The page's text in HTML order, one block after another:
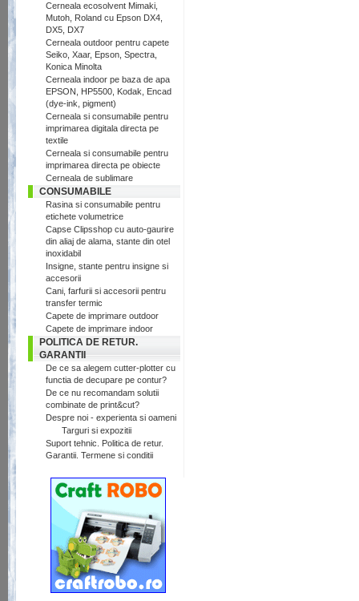
Cerneala ecosolvent Mimaki,
Mutoh, Roland cu Epson DX4,
DX5, DX7
Cerneala outdoor pentru capete
Seiko, Xaar, Epson, Spectra,
Konica Minolta
Cerneala indoor pe baza de apa
EPSON, HP5500, Kodak, Encad
(dye-ink, pigment)
Cerneala si consumabile pentru
imprimarea digitala directa pe
textile
Cerneala si consumabile pentru
imprimarea directa pe obiecte
Cerneala de sublimare
CONSUMABILE
Rasina si consumabile pentru
etichete volumetrice
Capse Clipsshop cu auto-gaurire
din aliaj de alama, stante din otel
inoxidabil
Insigne, stante pentru insigne si
accesorii
Cani, farfurii si accesorii pentru
transfer termic
Capete de imprimare outdoor
Capete de imprimare indoor
POLITICA DE RETUR.
GARANTII
De ce sa alegem cutter-plotter cu
functia de decupare pe contur?
De ce nu recomandam solutii
combinate de print&cut?
Despre noi - experienta si oameni
Targuri si expozitii
Suport tehnic. Politica de retur.
Garantii. Termene si conditii